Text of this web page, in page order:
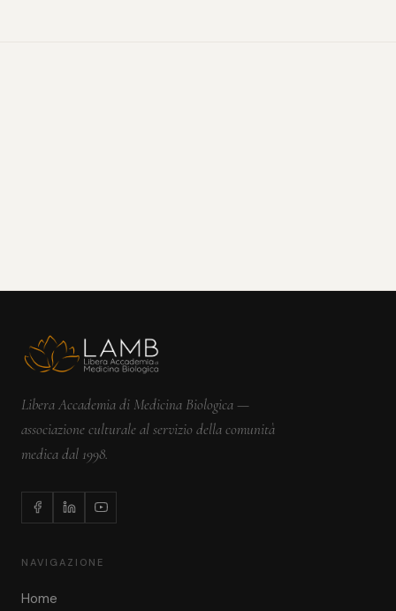
Libera Accademia di Medicina Biologica —
associazione culturale al servizio della comunità
medica dal 1998.
NAVIGAZIONE
Home